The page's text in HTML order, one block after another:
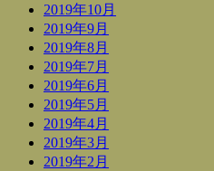
2019年10月
2019年9月
2019年8月
2019年7月
2019年6月
2019年5月
2019年4月
2019年3月
2019年2月